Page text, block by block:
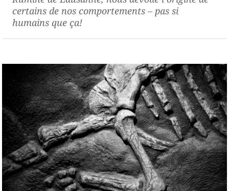
certains de nos comportements – pas si
humains que ça!